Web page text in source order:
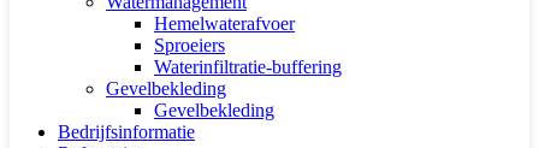
Hemelwaterafvoer
Sproeiers
Waterinfiltratie-buffering
Gevelbekleding
Gevelbekleding
Bedrijfsinformatie